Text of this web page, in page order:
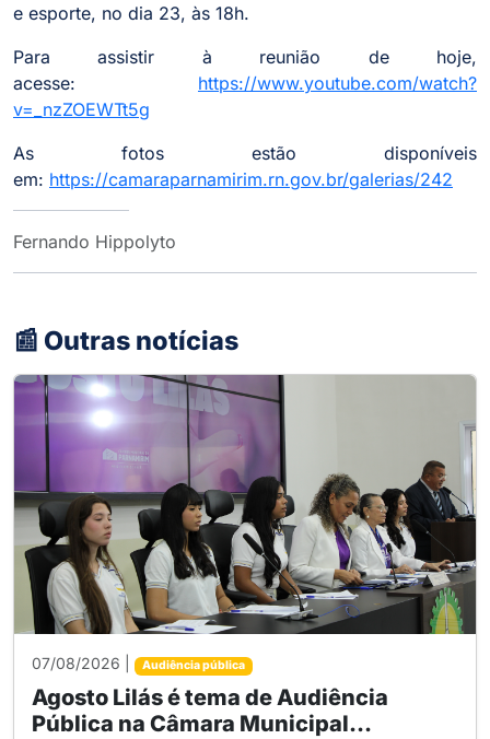
e esporte, no dia 23, às 18h.
Para assistir à reunião de hoje,
acesse: https://www.youtube.com/watch?
v=_nzZOEWTt5g
As fotos estão disponíveis
em: https://camaraparnamirim.rn.gov.br/galerias/242
Fernando Hippolyto
📰 Outras notícias
07/08/2026 | Audiência pública
Agosto Lilás é tema de Audiência
Pública na Câmara Municipal...